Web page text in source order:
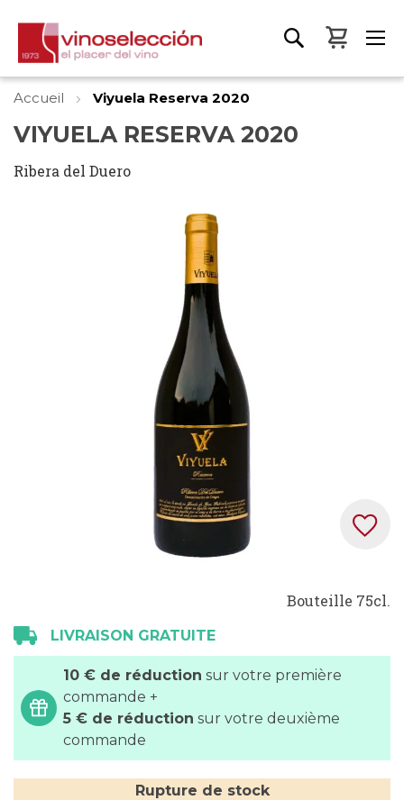
Mon
Accueil Viyuela Reserva 2020
VIYUELA RESERVA 2020
Ribera del Duero
the
beginning
the
images
Bouteille 75cl.
LIVRAISON GRATUITE
10 € de réduction sur votre première
commande +
5 € de réduction sur votre deuxième
commande
Rupture de stock